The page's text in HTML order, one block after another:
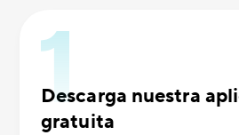
Descarga nuestra
gratuita